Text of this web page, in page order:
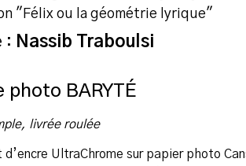
"Félix ou la géométrie lyrique"
: Nassib Traboulsi
photo BARYTÉ
livrée roulée
d’encre UltraChrome sur papier photo